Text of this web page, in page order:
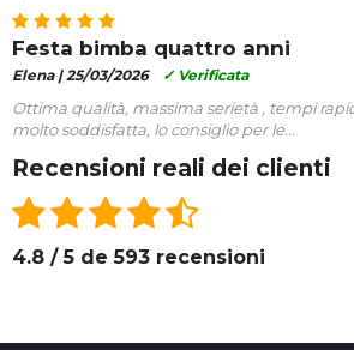
Festa bimba quattro anni
Elena |25/03/2026 ✓ Verificata
Ottima qualità, massima serietà , tempi
molto soddisfatta, lo consiglio per le...
Recensioni reali dei clienti
4.8 / 5 de 593 recensioni